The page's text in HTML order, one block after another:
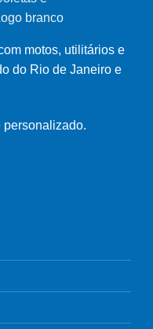
motos, utilitários e
do Rio de Janeiro e
personalizado.